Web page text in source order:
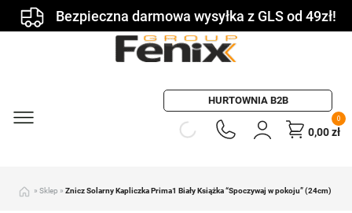
Bezpieczna darmowa wysyłka z GLS od 49zł!
HURTOWNIA B2B
0
0,00zł
» Sklep » Znicz Solarny Kapliczka Prima1 Biały Książka “Spoczywaj w pokoju” (24cm)